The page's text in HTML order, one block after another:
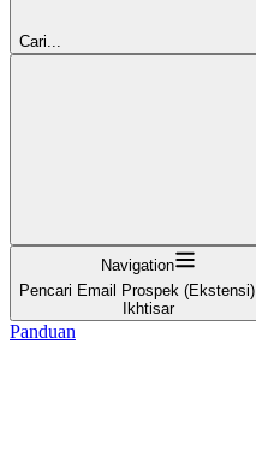
Cari...
Navigation
Pencari Email Prospek (Ekstensi)
Ikhtisar
Panduan